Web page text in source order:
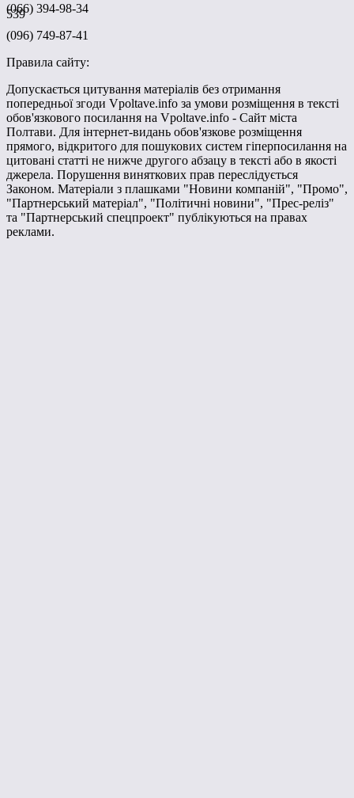
539
(066) 394-98-34
(096) 749-87-41
Правила сайту:
Допускається цитування матеріалів без отримання
попередньої згоди Vpoltave.info за умови розміщення в тексті
обов'язкового посилання на Vpoltave.info - Сайт міста
Полтави. Для інтернет-видань обов'язкове розміщення
прямого, відкритого для пошукових систем гіперпосилання на
цитовані статті не нижче другого абзацу в тексті або в якості
джерела. Порушення виняткових прав переслідується
Законом. Матеріали з плашками "Новини компаній", "Промо",
"Партнерський матеріал", "Політичні новини", "Прес-реліз"
та "Партнерський спецпроект" публікуються на правах
реклами.